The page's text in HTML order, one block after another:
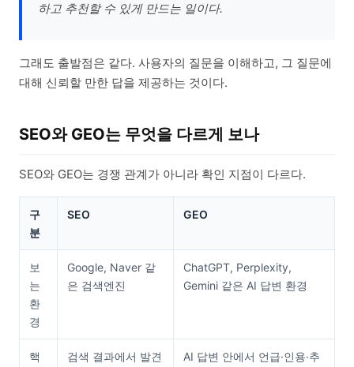
하고 추천할 수 있게 만드는 일이다.
그래도 출발점은 같다. 사용자의 질문을 이해하고, 그 질문에
대해 신뢰할 만한 답을 제공하는 것이다.
SEO와 GEO는 무엇을 다르게 보나
SEO와 GEO는 경쟁 관계가 아니라 확인 지점이 다르다.
구
분
SEO GEO
보
는
환
경
Google, Naver 같
은 검색엔진
ChatGPT, Perplexity,
Gemini 같은 AI 답변 환경
핵
검색 결과에서 발견
AI 답변 안에서 언급·인용·추